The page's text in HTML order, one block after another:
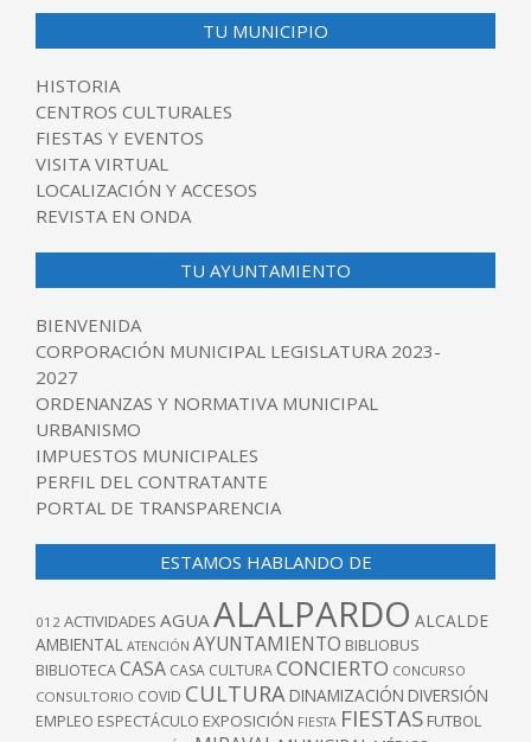
TU MUNICIPIO
HISTORIA
CENTROS CULTURALES
FIESTAS Y EVENTOS
VISITA VIRTUAL
LOCALIZACIÓN Y ACCESOS
REVISTA EN ONDA
TU AYUNTAMIENTO
BIENVENIDA
CORPORACIÓN MUNICIPAL LEGISLATURA 2023-
2027
ORDENANZAS Y NORMATIVA MUNICIPAL
URBANISMO
IMPUESTOS MUNICIPALES
PERFIL DEL CONTRATANTE
PORTAL DE TRANSPARENCIA
ESTAMOS HABLANDO DE
012 ACTIVIDADES AGUAALALPARDO ALCALDE
AMBIENTAL ATENCIÓN AYUNTAMIENTO BIBLIOBUS
BIBLIOTECACASA CASA CULTURACONCIERTO CONCURSO
CONSULTORIO COVID CULTURA DINAMIZACIÓN DIVERSIÓN
EMPLEO ESPECTÁCULO EXPOSICIÓN FIESTA FIESTAS FUTBOL